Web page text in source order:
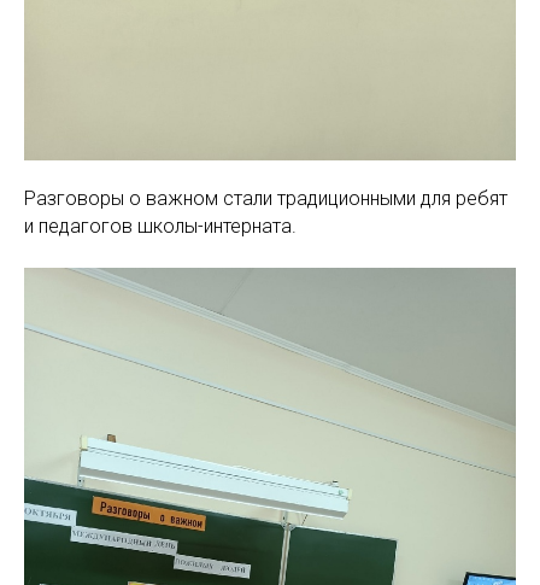
Разговоры о важном стали традиционными для ребят
и педагогов школы-интерната.